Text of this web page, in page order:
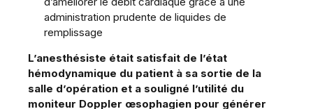
administration prudente de liquides de
remplissage
L’anesthésiste était satisfait de l’état
hémodynamique du patient à sa sortie de la
salle d’opération et a souligné l’utilité du
moniteur Doppler œsophagien pour générer